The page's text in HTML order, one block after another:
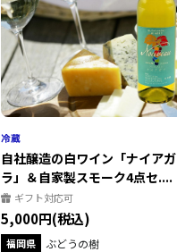
自社醸造の白ワイン「ナイアガ
ラ」＆自家製スモーク4点セ....
ギフト対応可
5,000円(税込)
福岡県 ぶどうの樹